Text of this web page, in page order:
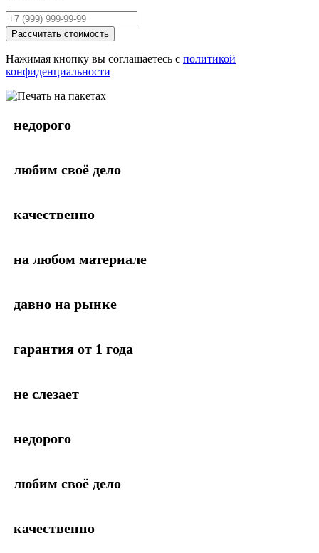
Рассчитать стоимость
Нажимая кнопку вы соглашаетесь с политикой
конфиденциальности
недорого
любим своё дело
качественно
на любом материале
давно на рынке
гарантия от 1 года
не слезает
недорого
любим своё дело
качественно